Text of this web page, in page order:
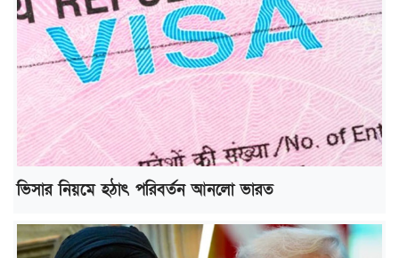
ভিসার নিয়মে হঠাৎ পরিবর্তন আনলো ভারত